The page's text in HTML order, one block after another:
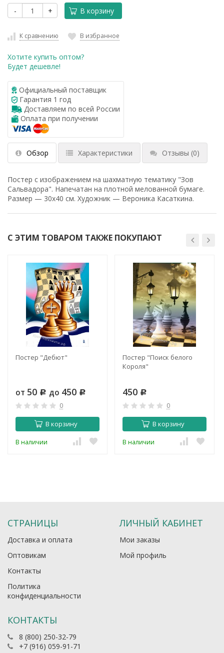
- + В корзину
К сравнению В избранное
Хотите купить оптом?
Будет дешевле!
Официальный поставщик
Гарантия 1 год
Доставляем по всей России
Оплата при получении
Обзор Характеристики Отзывы (0)
Постер с изображением на шахматную тематику "Зов
Сальвадора". Напечатан на плотной мелованной бумаге.
Размер — 30x40 см. Художник — Вероника Касаткина.
С ЭТИМ ТОВАРОМ ТАКЖЕ ПОКУПАЮТ
Постер "Дебют"
от 50 Р до 450 Р
0
В корзину
В наличии
Постер "Поиск белого
Короля"
450 Р
0
В корзину
В наличии
СТРАНИЦЫ
Доставка и оплата
Оптовикам
Контакты
Политика
конфиденциальности
ЛИЧНЫЙ КАБИНЕТ
Мои заказы
Мой профиль
КОНТАКТЫ
8 (800) 250-32-79
+7 (916) 059-91-71